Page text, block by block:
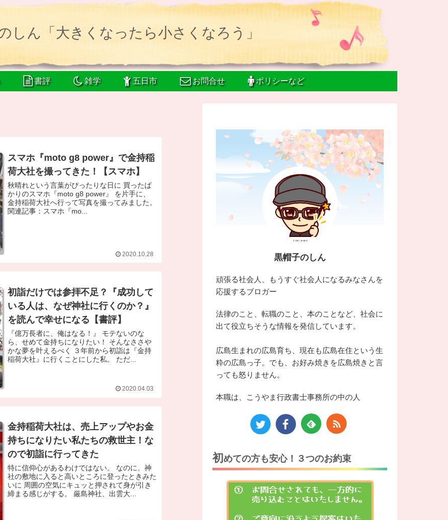
しん「大きくなったら小さくなろう」
書評 雑学 五日市 お問合せ ポリシーなど
スマホ『moto g8 power』で金持稲
荷大社を撮ってきた！【スマホ】
秋晴れという言葉がぴったりな日に 買ったば
かりのスマホ『moto g8 power』 を片手に、
金持稲荷大社へ行って写真を撮ってみました。
関連記事：スマホ『mo...
2020.10.28
初詣だけでは参拝不足？『成功して
いる人は、なぜ神社に行くのか？』
を読んで幸せになる【書評】
『億万長者に、俺はなる！』 モテないのな
ら、せめて金持ちになりたい！ そんなささや
かな夢を叶えるべく ３年前から初詣は『金持
稲荷大社』に行くことにした私。 ただ...
2020.04.03
金持稲荷大社は、売上アップやお金
持ちになりたい私たちの救世主！な
ので初詣に行ってきた
特に信仰心があるわけではない。 なのに、神
社の敷地に入ると高いところに登ったときみた
いに 周囲の空気にキュッと押されて身が引き
締まる感じがする。 厳島神社、出雲大...
黒帽子のしん
頑張る社会人、もうすぐ社会人になるみなさんを
応援するブロガー
法律のこと、転職のこと、本のことなど、社会に
出て役立ちそうな情報を発信しています。
広島生まれの広島育ち、現在も広島在住という生
粋の広島っ子。でも、お好み焼きを広島焼きと言
っても怒りません。
本職は、こうやま行政書士事務所の中の人
初めての方も安心！３つのお約束